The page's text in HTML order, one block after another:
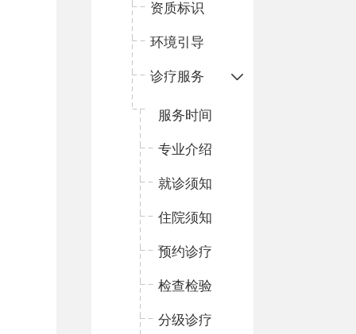
资质标识
环境引导
诊疗服务
服务时间
专业介绍
就诊须知
住院须知
预约诊疗
检查检验
分级诊疗